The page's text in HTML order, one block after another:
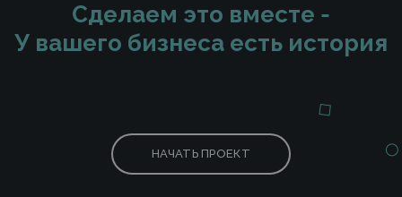
Сделаем это вместе -
У вашего бизнеса есть история
НАЧАТЬ ПРОЕКТ